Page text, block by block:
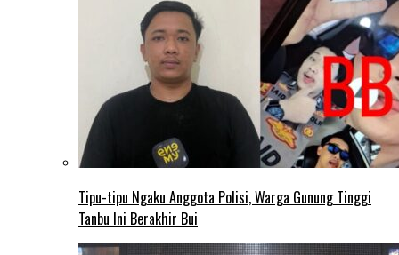
Tipu-tipu Ngaku Anggota Polisi, Warga Gunung Tinggi
Tanbu Ini Berakhir Bui